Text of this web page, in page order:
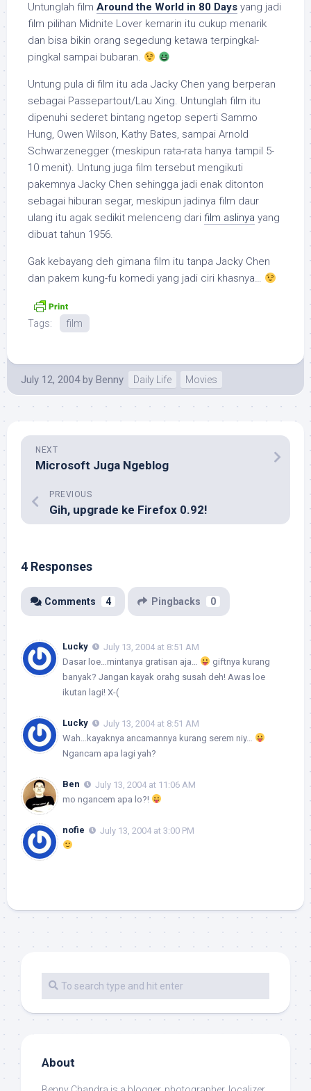
Untunglah film Around the World in 80 Days yang jadi
film pilihan Midnite Lover kemarin itu cukup menarik
dan bisa bikin orang segedung ketawa terpingkal-
pingkal sampai bubaran.
Untung pula di film itu ada Jacky Chen yang berperan
sebagai Passepartout/Lau Xing. Untunglah film itu
dipenuhi sederet bintang ngetop seperti Sammo
Hung, Owen Wilson, Kathy Bates, sampai Arnold
Schwarzenegger (meskipun rata-rata hanya tampil 5-
10 menit). Untung juga film tersebut mengikuti
pakemnya Jacky Chen sehingga jadi enak ditonton
sebagai hiburan segar, meskipun jadinya film daur
ulang itu agak sedikit melenceng dari film aslinya yang
dibuat tahun 1956.
Gak kebayang deh gimana film itu tanpa Jacky Chen
dan pakem kung-fu komedi yang jadi ciri khasnya…
Tags: film
July 12, 2004 by Benny Daily Life Movies
NEXT
Microsoft Juga Ngeblog
PREVIOUS
Gih, upgrade ke Firefox 0.92!
4 Responses
Comments 4 Pingbacks 0
Lucky
July 13, 2004 at 8:51 AM
Dasar loe…mintanya gratisan aja…
giftnya kurang
banyak? Jangan kayak orahg susah deh! Awas loe
ikutan lagi! X-(
Lucky
July 13, 2004 at 8:51 AM
Wah…kayaknya ancamannya kurang serem niy…
Ngancam apa lagi yah?
Ben
July 13, 2004 at 11:06 AM
mo ngancem apa lo?!
nofie July 13, 2004 at 3:00 PM
About